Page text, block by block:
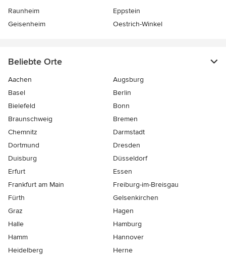
Raunheim
Eppstein
Geisenheim
Oestrich-Winkel
Beliebte Orte
Aachen
Augsburg
Basel
Berlin
Bielefeld
Bonn
Braunschweig
Bremen
Chemnitz
Darmstadt
Dortmund
Dresden
Duisburg
Düsseldorf
Erfurt
Essen
Frankfurt am Main
Freiburg-im-Breisgau
Fürth
Gelsenkirchen
Graz
Hagen
Halle
Hamburg
Hamm
Hannover
Heidelberg
Herne